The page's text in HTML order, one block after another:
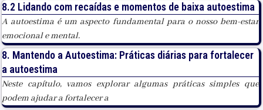
8.2 Lidando com recaídas e momentos de baixa autoestima
A autoestima é um aspecto fundamental para o nosso bem-estar
emocional e mental.
8. Mantendo a Autoestima: Práticas diárias para fortalecer
a autoestima
Neste capítulo, vamos explorar algumas práticas simples que
podem ajudar a fortalecer a